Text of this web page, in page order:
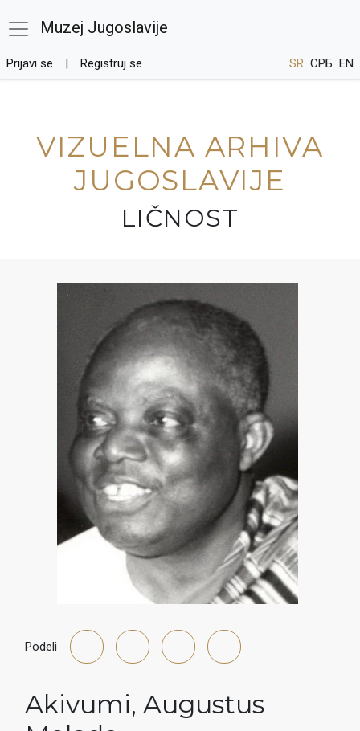
Muzej Jugoslavije
Prijavi se Registruj se SR СРБ EN
VIZUELNA ARHIVA
JUGOSLAVIJE
LIČNOST
Podeli
Akivumi, Augustus